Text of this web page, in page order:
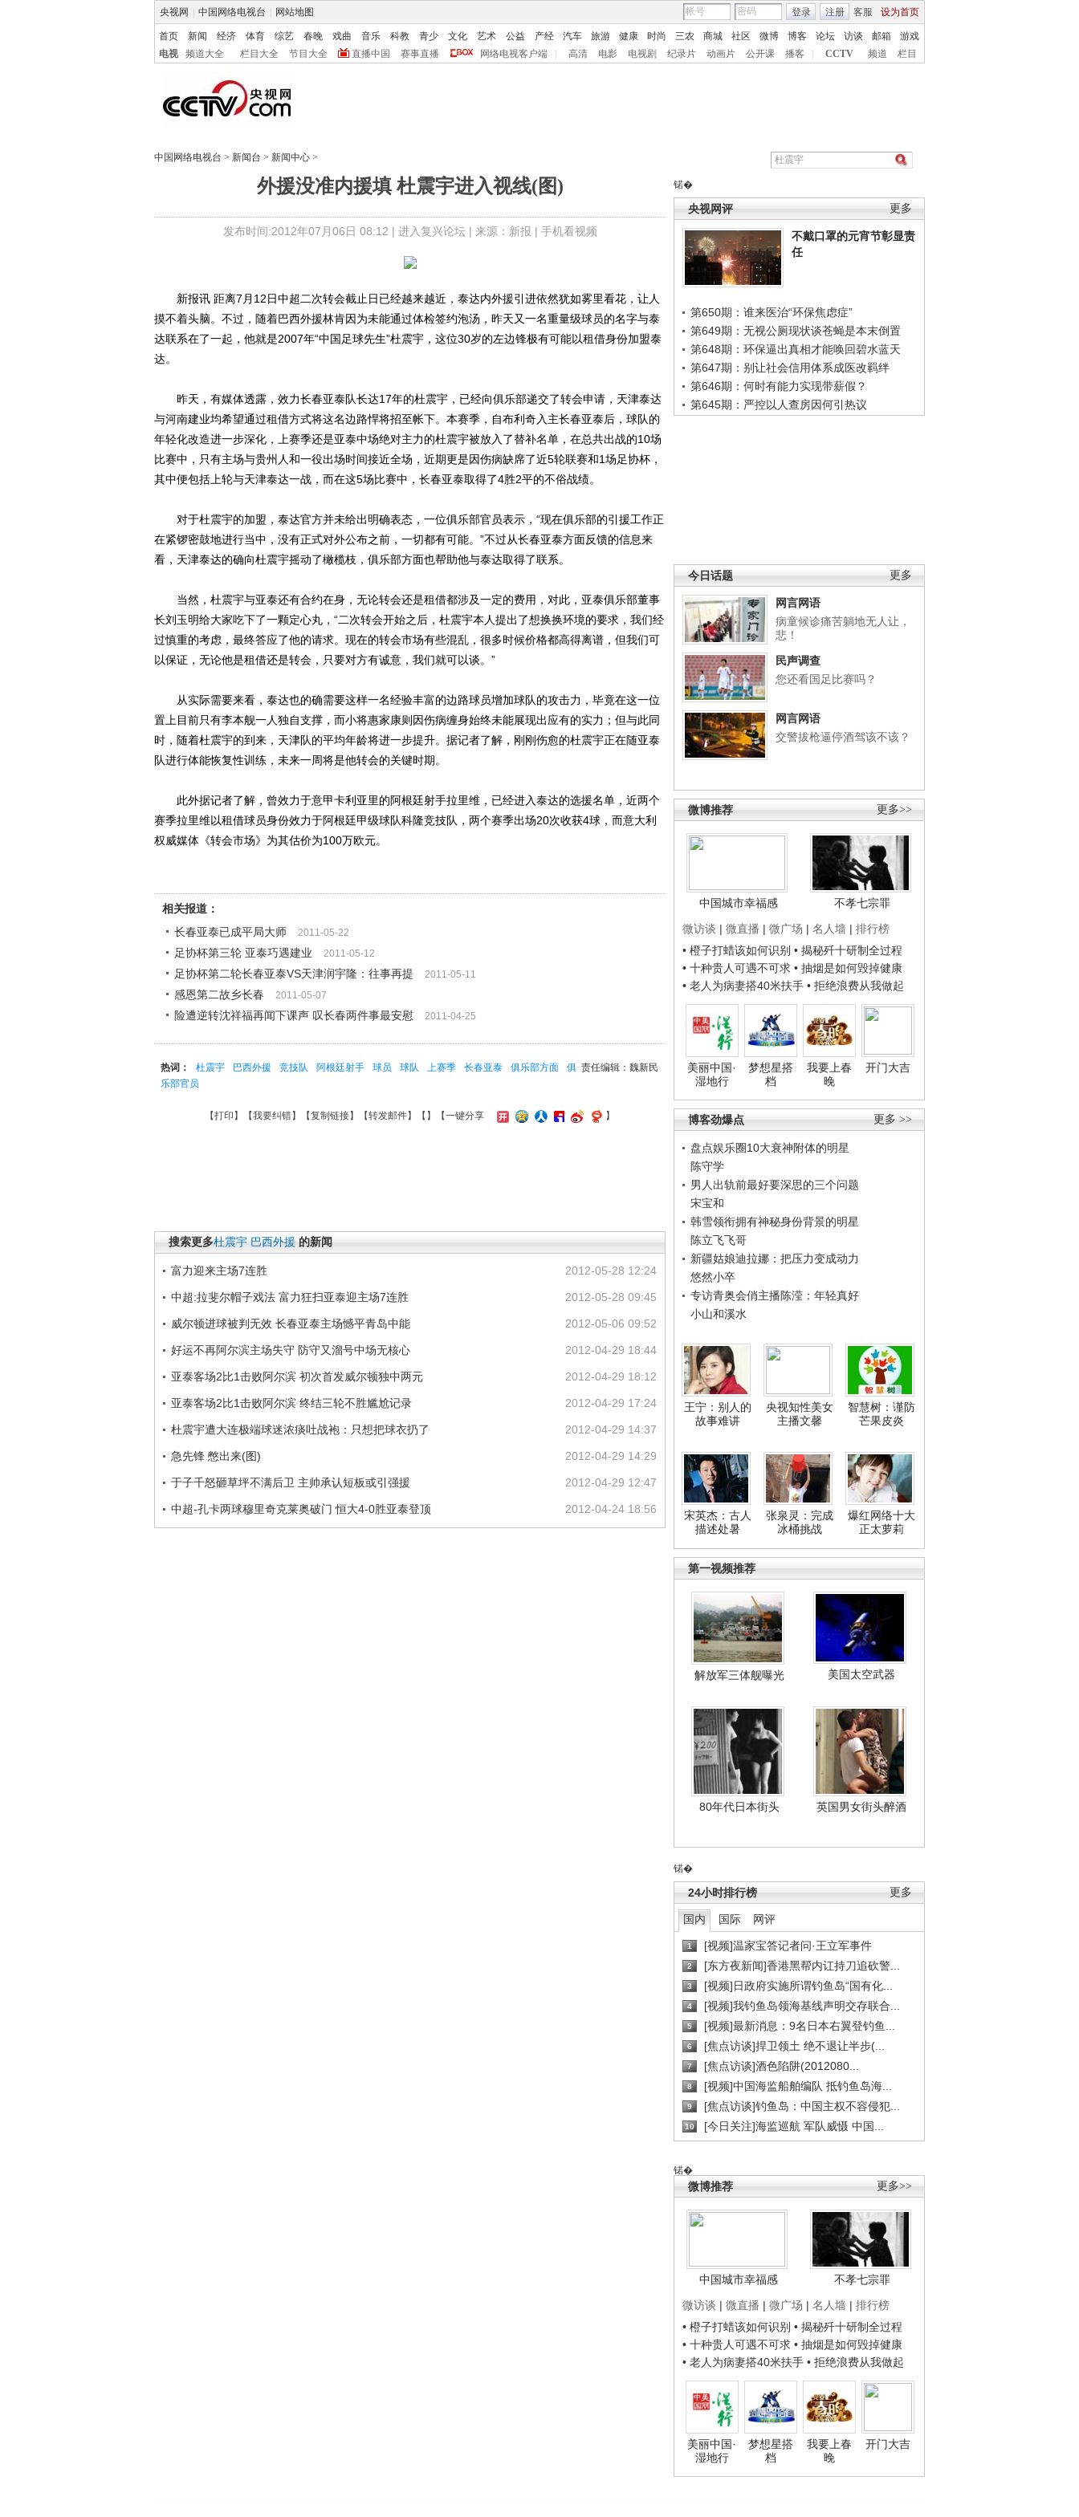
央视网 中国网络电视台 网站地图 客服 设为首页
登录 注册
首页 新闻 经济 体育 综艺 春晚 戏曲 音乐 科教 青少 文化 艺术 公益 产经 汽车 旅游 健康 时尚 三农 商城 社区 微博 博客 论坛 访谈 邮箱
游戏
电视
频道大全 栏目大全 节目大全 直播中国 赛事直播 网络电视客户端 高清 电影 电视剧 纪录片 动画片 公开课 播客 CCTV 频道 栏目
中国网络电视台 > 新闻台 > 新闻中心 >
外援没准内援填 杜震宇进入视线(图)
发布时间:2012年07月06日 08:12 | 进入复兴论坛| 来源：新报 | 手机看视频
锘�
更多
央视网评
不戴口罩的元宵节彰显责
任
第650期：谁来医治“环保焦虑症”
第649期：无视公厕现状谈苍蝇是本末倒置
第648期：环保逼出真相才能唤回碧水蓝天
第647期：别让社会信用体系成医改羁绊
第646期：何时有能力实现带薪假？
第645期：严控以人查房因何引热议
更多
今日话题
网言网语
病童候诊痛苦躺地无人让，
悲！
民声调查
您还看国足比赛吗？
网言网语
交警拔枪逼停酒驾该不该？
更多>>
微博推荐
中国城市幸福感
不孝七宗罪
微访谈 | 微直播 | 微广场 | 名人墙 | 排行榜
• 橙子打蜡该如何识别 • 揭秘歼十研制全过程
• 十种贵人可遇不可求 • 抽烟是如何毁掉健康
• 老人为病妻搭40米扶手 • 拒绝浪费从我做起
美丽中国·
湿地行
梦想星搭
档
我要上春
晚
开门大吉
更多 >>
博客劲爆点
盘点娱乐圈10大衰神附体的明星
陈守学
男人出轨前最好要深思的三个问题
宋宝和
韩雪领衔拥有神秘身份背景的明星
陈立飞飞哥
新疆姑娘迪拉娜：把压力变成动力
悠然小卒
专访青奥会俏主播陈滢：年轻真好
小山和溪水
王宁：别人的
故事难讲
央视知性美女
主播文馨
智慧树：谨防
芒果皮炎
宋英杰：古人
描述处暑
张泉灵：完成
冰桶挑战
爆红网络十大
正太萝莉
第一视频推荐
解放军三体舰曝光 美国太空武器
80年代日本街头 英国男女街头醉酒
锘�
更多
24小时排行榜
国内 国际 网评
1 [视频]温家宝答记者问·王立军事件
2 [东方夜新闻]香港黑帮内讧持刀追砍警...
3 [视频]日政府实施所谓钓鱼岛“国有化...
4 [视频]我钓鱼岛领海基线声明交存联合...
5 [视频]最新消息：9名日本右翼登钓鱼...
6 [焦点访谈]捍卫领土 绝不退让半步(...
7 [焦点访谈]酒色陷阱(2012080...
8 [视频]中国海监船舶编队 抵钓鱼岛海...
9 [焦点访谈]钓鱼岛：中国主权不容侵犯...
10 [今日关注]海监巡航 军队威慑 中国...
锘�
更多>>
微博推荐
中国城市幸福感
不孝七宗罪
微访谈 | 微直播 | 微广场 | 名人墙 | 排行榜
• 橙子打蜡该如何识别 • 揭秘歼十研制全过程
• 十种贵人可遇不可求 • 抽烟是如何毁掉健康
• 老人为病妻搭40米扶手 • 拒绝浪费从我做起
美丽中国·
湿地行
梦想星搭
档
我要上春
晚
开门大吉
新报讯 距离7月12日中超二次转会截止日已经越来越近，泰达内外援引进依然犹如雾里看花，让人
摸不着头脑。不过，随着巴西外援林肯因为未能通过体检签约泡汤，昨天又一名重量级球员的名字与泰
达联系在了一起，他就是2007年“中国足球先生”杜震宇，这位30岁的左边锋极有可能以租借身份加盟泰
达。
昨天，有媒体透露，效力长春亚泰队长达17年的杜震宇，已经向俱乐部递交了转会申请，天津泰达
与河南建业均希望通过租借方式将这名边路悍将招至帐下。本赛季，自布利奇入主长春亚泰后，球队的
年轻化改造进一步深化，上赛季还是亚泰中场绝对主力的杜震宇被放入了替补名单，在总共出战的10场
比赛中，只有主场与贵州人和一役出场时间接近全场，近期更是因伤病缺席了近5轮联赛和1场足协杯，
其中便包括上轮与天津泰达一战，而在这5场比赛中，长春亚泰取得了4胜2平的不俗战绩。
对于杜震宇的加盟，泰达官方并未给出明确表态，一位俱乐部官员表示，“现在俱乐部的引援工作正
在紧锣密鼓地进行当中，没有正式对外公布之前，一切都有可能。”不过从长春亚泰方面反馈的信息来
看，天津泰达的确向杜震宇摇动了橄榄枝，俱乐部方面也帮助他与泰达取得了联系。
当然，杜震宇与亚泰还有合约在身，无论转会还是租借都涉及一定的费用，对此，亚泰俱乐部董事
长刘玉明给大家吃下了一颗定心丸，“二次转会开始之后，杜震宇本人提出了想换换环境的要求，我们经
过慎重的考虑，最终答应了他的请求。现在的转会市场有些混乱，很多时候价格都高得离谱，但我们可
以保证，无论他是租借还是转会，只要对方有诚意，我们就可以谈。”
从实际需要来看，泰达也的确需要这样一名经验丰富的边路球员增加球队的攻击力，毕竟在这一位
置上目前只有李本舰一人独自支撑，而小将惠家康则因伤病缠身始终未能展现出应有的实力；但与此同
时，随着杜震宇的到来，天津队的平均年龄将进一步提升。据记者了解，刚刚伤愈的杜震宇正在随亚泰
队进行体能恢复性训练，未来一周将是他转会的关键时期。
此外据记者了解，曾效力于意甲卡利亚里的阿根廷射手拉里维，已经进入泰达的选援名单，近两个
赛季拉里维以租借球员身份效力于阿根廷甲级球队科隆竞技队，两个赛季出场20次收获4球，而意大利
权威媒体《转会市场》为其估价为100万欧元。
相关报道：
长春亚泰已成平局大师
2011-05-22
足协杯第三轮 亚泰巧遇建业 2011-05-12
足协杯第二轮长春亚泰VS天津润宇隆：往事再提 2011-05-11
感恩第二故乡长春 2011-05-07
险遭逆转沈祥福再闻下课声 叹长春两件事最安慰 2011-04-25
责任编辑：魏新民
热词： 杜震宇 巴西外援 竞技队 阿根廷射手 球员 球队 上赛季 长春亚泰 俱乐部方面
俱
乐部官员
【打印 】【我要纠错】【复制链接】【转发邮件】【 】 【一键分享 】
搜索更多杜震宇 巴西外援 的新闻
2012-05-28 12:24
富力迎来主场7连胜
2012-05-28 09:45
中超:拉斐尔帽子戏法 富力狂扫亚泰迎主场7连胜
2012-05-06 09:52
威尔顿进球被判无效 长春亚泰主场憾平青岛中能
2012-04-29 18:44
好运不再阿尔滨主场失守 防守又溜号中场无核心
2012-04-29 18:12
亚泰客场2比1击败阿尔滨 初次首发威尔顿独中两元
2012-04-29 17:24
亚泰客场2比1击败阿尔滨 终结三轮不胜尴尬记录
2012-04-29 14:37
杜震宇遭大连极端球迷浓痰吐战袍：只想把球衣扔了
2012-04-29 14:29
急先锋 憋出来(图)
2012-04-29 12:47
于子千怒砸草坪不满后卫 主帅承认短板或引强援
2012-04-24 18:56
中超-孔卡两球穆里奇克莱奥破门 恒大4-0胜亚泰登顶